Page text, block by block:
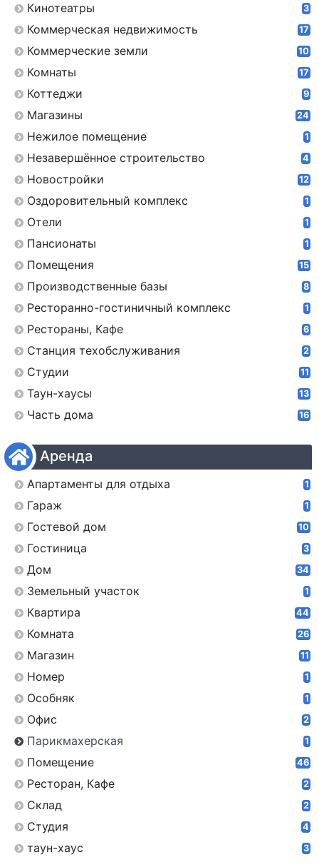
Кинотеатры 3
Коммерческая недвижимость 17
Коммерческие земли 10
Комнаты 17
Коттеджи 9
Магазины 24
Нежилое помещение 1
Незавершённое строительство 4
Новостройки 12
Оздоровительный комплекс 1
Отели 1
Пансионаты 1
Помещения 15
Производственные базы 8
Ресторанно-гостиничный комплекс 1
Рестораны, Кафе 6
Станция техобслуживания 2
Студии 11
Таун-хаусы 13
Часть дома 16
Аренда
Апартаменты для отдыха 1
Гараж 1
Гостевой дом 10
Гостиница 3
Дом 34
Земельный участок 1
Квартира 44
Комната 26
Магазин 11
Номер 1
Особняк 1
Офис 2
Парикмахерская 1
Помещение 46
Ресторан, Кафе 2
Склад 2
Студия 4
таун-хаус 3